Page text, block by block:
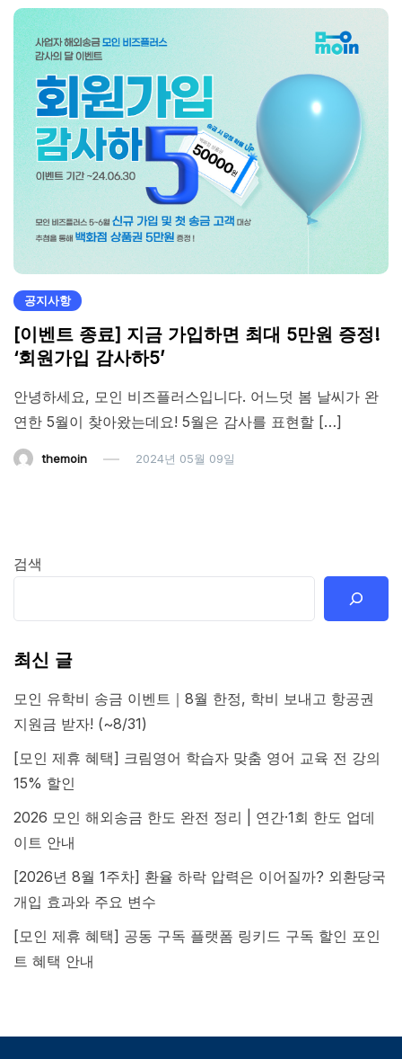
공지사항
[이벤트 종료] 지금 가입하면 최대 5만원 증정!
‘회원가입 감사하5’
안녕하세요, 모인 비즈플러스입니다. 어느덧 봄 날씨가 완
연한 5월이 찾아왔는데요! ​5월은 감사를 표현할 […]
themoin 2024년 05월 09일
검색
최신 글
모인 유학비 송금 이벤트｜8월 한정, 학비 보내고 항공권
지원금 받자! (~8/31)
[모인 제휴 혜택] 크림영어 학습자 맞춤 영어 교육 전 강의
15% 할인
2026 모인 해외송금 한도 완전 정리 | 연간·1회 한도 업데
이트 안내
[2026년 8월 1주차] 환율 하락 압력은 이어질까? 외환당국
개입 효과와 주요 변수
[모인 제휴 혜택] 공동 구독 플랫폼 링키드 구독 할인 포인
트 혜택 안내